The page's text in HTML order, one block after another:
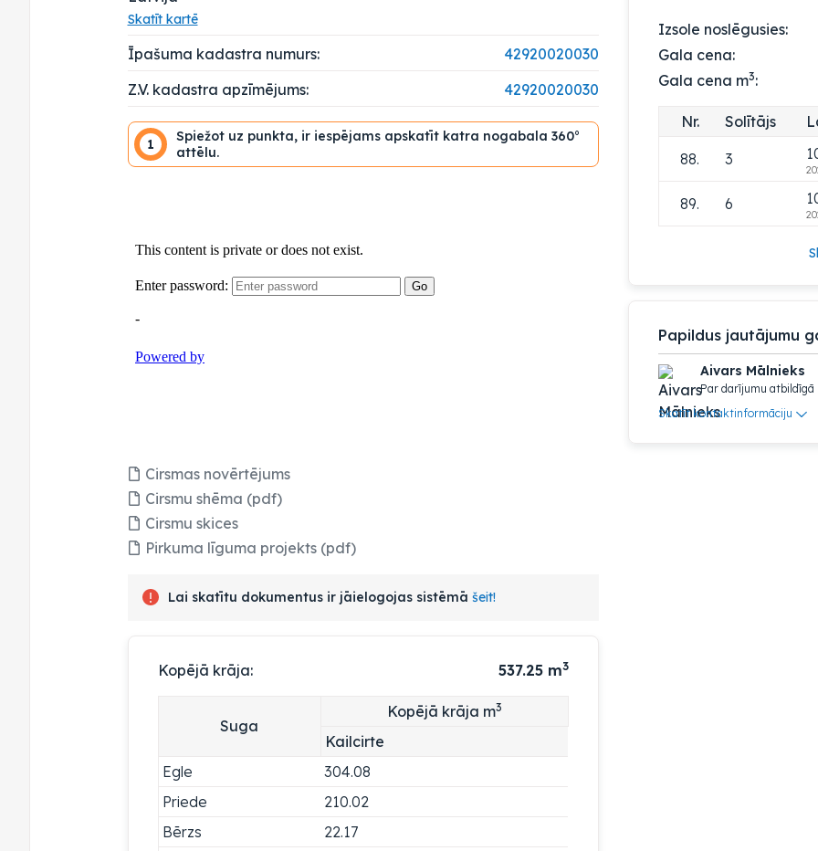
Skatīt kartē
Īpašuma kadastra numurs:
42920020030
Z.V. kadastra apzīmējums:
42920020030
1
Spiežot uz punkta, ir iespējams apskatīt katra nogabala 360°
attēlu.
Cirsmas novērtējums
Cirsmu shēma (pdf)
Cirsmu skices
Pirkuma līguma projekts (pdf)
Lai skatītu dokumentus ir jāielogojas sistēmā šeit!
Kopējā krāja: 537.25 m3
Suga
Kopējā krāja m3
Kailcirte
Egle
304.08
Priede
210.02
Bērzs
22.17
Izsole noslēgusies:
Gala cena:
Gala cena m3:
Nr. Solītājs
85. 6
87. 6
88. 3
89. 6
Papildus jautājumu
Aivars Mālnieks
Par darījumu atbildīgā
Skatīt kontaktinformāciju